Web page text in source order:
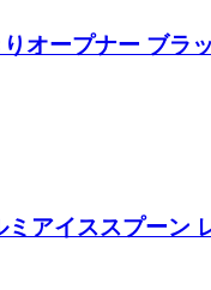
オープナー ブラ
ミアイススプーン